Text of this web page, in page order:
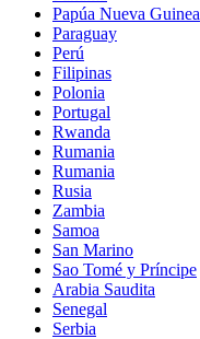
Papúa Nueva Guinea
Paraguay
Perú
Filipinas
Polonia
Portugal
Rwanda
Rumania
Rumania
Rusia
Zambia
Samoa
San Marino
Sao Tomé y Príncipe
Arabia Saudita
Senegal
Serbia